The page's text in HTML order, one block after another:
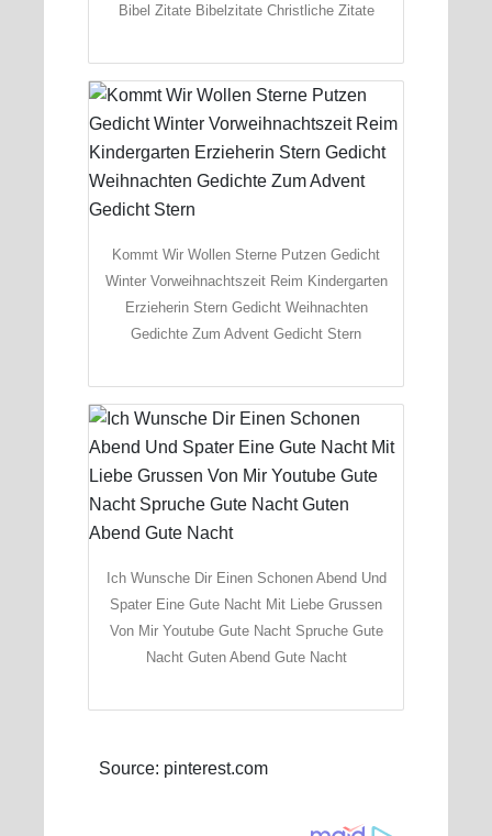
Bibel Zitate Bibelzitate Christliche Zitate
Kommt Wir Wollen Sterne Putzen Gedicht
Winter Vorweihnachtszeit Reim Kindergarten
Erzieherin Stern Gedicht Weihnachten
Gedichte Zum Advent Gedicht Stern
Ich Wunsche Dir Einen Schonen Abend Und
Spater Eine Gute Nacht Mit Liebe Grussen
Von Mir Youtube Gute Nacht Spruche Gute
Nacht Guten Abend Gute Nacht
Source: pinterest.com